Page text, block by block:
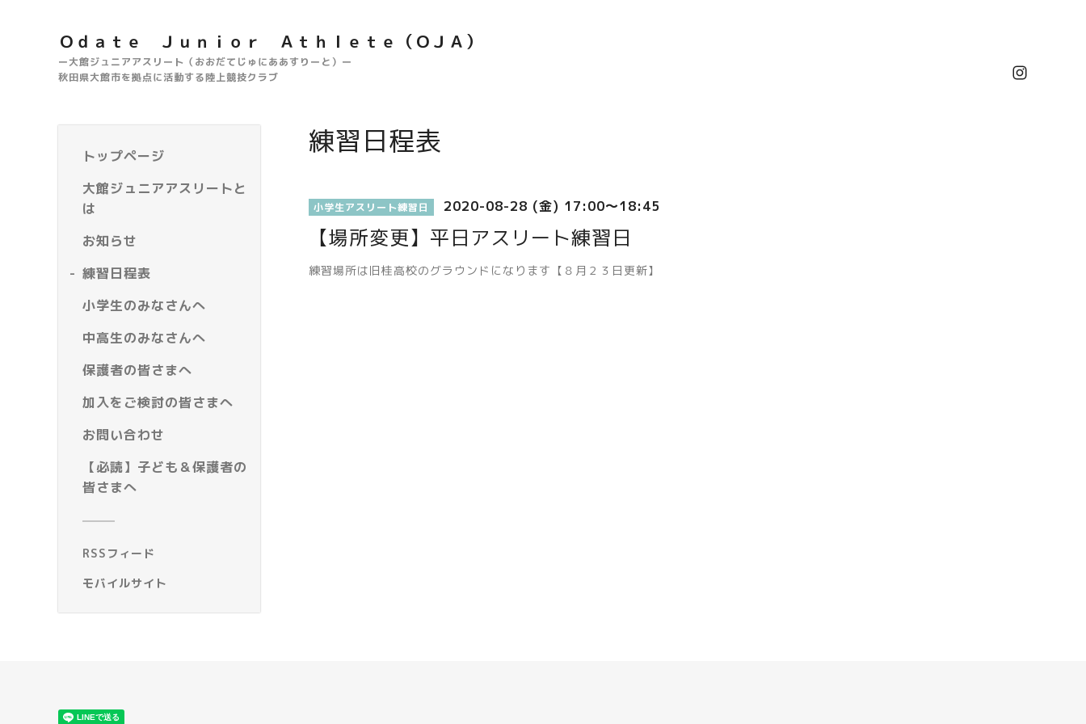
Ｏｄａｔｅ Ｊｕｎｉｏｒ Ａｔｈｌｅｔｅ（ＯＪＡ）
ー大館ジュニアアスリート（おおだてじゅにああすりーと）ー
秋田県大館市を拠点に活動する陸上競技クラブ
トップページ
大館ジュニアアスリートと
は
お知らせ
練習日程表
小学生のみなさんへ
中高生のみなさんへ
保護者の皆さまへ
加入をご検討の皆さまへ
お問い合わせ
【必読】子ども＆保護者の
皆さまへ
RSSフィード
モバイルサイト
練習日程表
小学生アスリート練習日 2020-08-28 (金) 17:00～18:45
【場所変更】平日アスリート練習日
練習場所は旧桂高校のグラウンドになります【８月２３日更新】